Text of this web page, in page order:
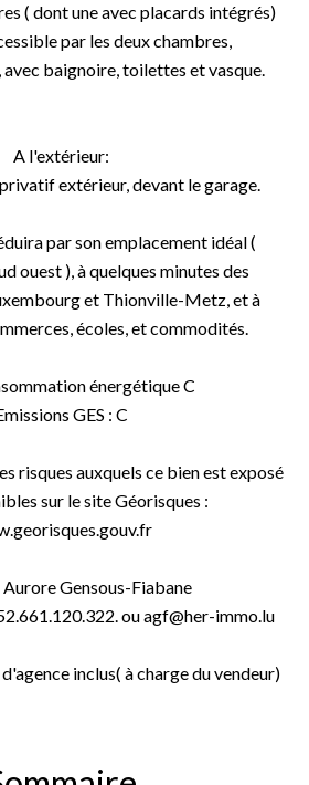
( dont une avec placards intégrés)
par les deux chambres,
avec baignoire, toilettes et vasque.
A l'extérieur:
extérieur, devant le garage.
par son emplacement idéal (
ouest ), à quelques minutes des
et Thionville-Metz, et à
écoles, et commodités.
énergétique C
GES : C
risques auxquels ce bien est exposé
sur le site Géorisques :
Gensous-Fiabane
ou agf@her-immo.lu
inclus( à charge du vendeur)